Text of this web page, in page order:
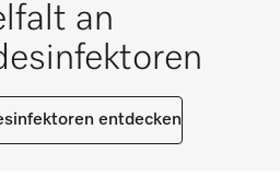
an
entdecken